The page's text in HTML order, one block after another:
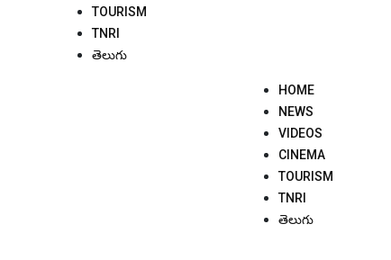
TOURISM
TNRI
తెలుగు
HOME
NEWS
VIDEOS
CINEMA
TOURISM
TNRI
తెలుగు